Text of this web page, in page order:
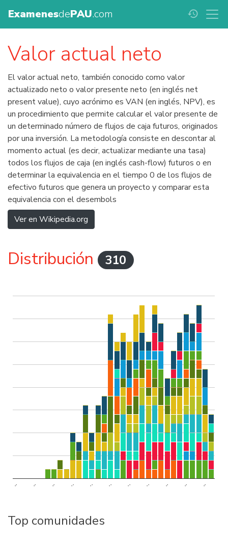
ExamenesdePAU.com history
Valor actual neto
El valor actual neto, también conocido como valor
actualizado neto o valor presente neto (en inglés net
present value), cuyo acrónimo es VAN (en inglés, NPV), es
un procedimiento que permite calcular el valor presente de
un determinado número de flujos de caja futuros, originados
por una inversión. La metodología consiste en descontar al
momento actual (es decir, actualizar mediante una tasa)
todos los flujos de caja (en inglés cash-flow) futuros o en
determinar la equivalencia en el tiempo 0 de los flujos de
efectivo futuros que genera un proyecto y comparar esta
equivalencia con el desembols
Ver en Wikipedia.org
Distribución 310
.. .. .. .. .. .. .. .. .. .. ..
Top comunidades